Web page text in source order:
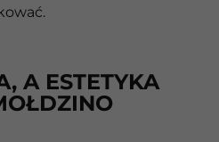
A ESTETYKA